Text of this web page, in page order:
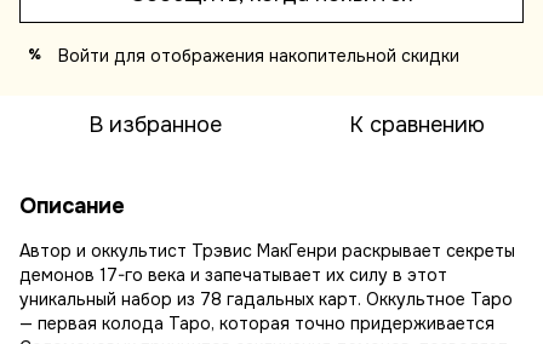
% Войти для отображения накопительной скидки
В избранное К сравнению
Описание
Автор и оккультист Трэвис МакГенри раскрывает секреты
демонов 17-го века и запечатывает их силу в этот
уникальный набор из 78 гадальных карт. Оккультное Таро
— первая колода Таро, которая точно придерживается